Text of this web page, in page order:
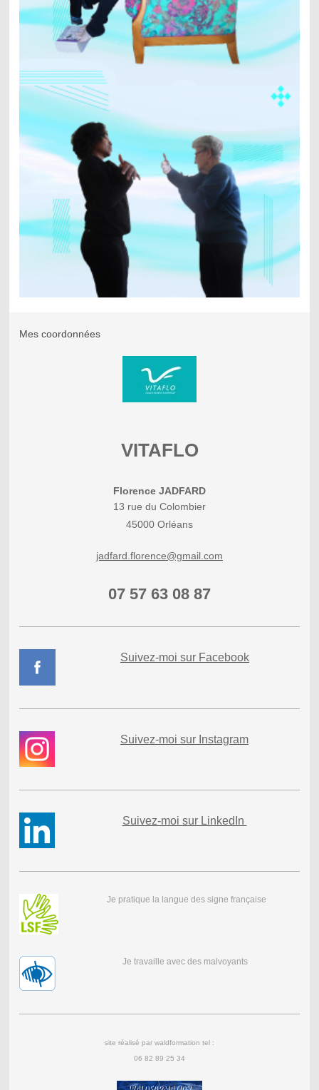
Mes coordonnées
VITAFLO
Florence JADFARD
13 rue du Colombier
45000 Orléans
jadfard.florence@gmail.com
07 57 63 08 87
Suivez-moi sur Facebook
Suivez-moi sur I nstagram
Suivez-moi sur LinkedIn
Je pratique la langue des signe française
Je travaille avec des malvoyants
site réalisé par waldformation tel :
06 82 89 25 34